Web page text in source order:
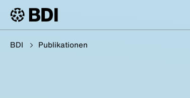
BDI Publikationen